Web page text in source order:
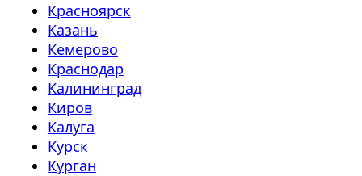
Красноярск
Казань
Кемерово
Краснодар
Калининград
Киров
Калуга
Курск
Курган